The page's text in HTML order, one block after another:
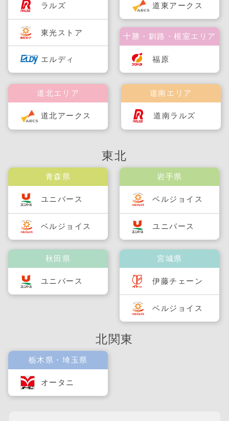
ラルズ
東光ストア
エルディ
道南エリア
道南ラルズ
道北エリア
道北アークス
道東アークス
十勝・釧路・根室エリア
福原
東北
青森県
ユニバース
ベルジョイス
秋田県
ユニバース
岩手県
ベルジョイス
ユニバース
宮城県
伊藤チェーン
ベルジョイス
北関東
栃木県・埼玉県
オータニ